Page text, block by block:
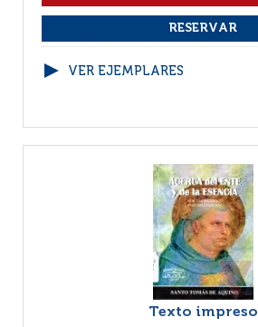
VER EJEMPLARES
Texto impreso